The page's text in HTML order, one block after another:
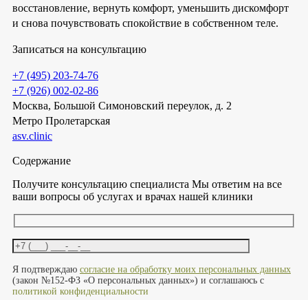
восстановление, вернуть комфорт, уменьшить дискомфорт
и снова почувствовать спокойствие в собственном теле.
Записаться на консультацию
+7 (495) 203-74-76
+7 (926) 002-02-86
Москва, Большой Симоновский переулок, д. 2
Метро Пролетарская
asv.clinic
Содержание
Получите консультацию специалиста Мы ответим на все
ваши вопросы об услугах и врачах нашей клиники
Я подтверждаю согласие на обработку моих персональных данных
(закон №152-ФЗ «О персональных данных») и соглашаюсь с
политикой конфиденциальности